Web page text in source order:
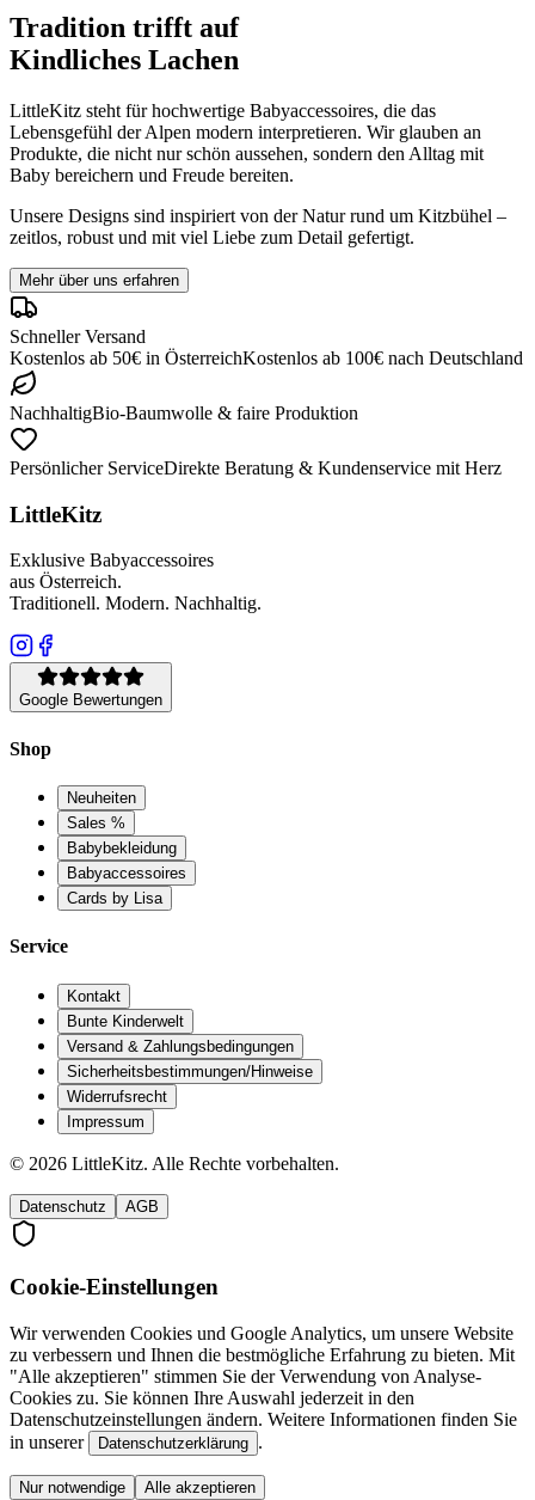
Tradition trifft auf
Kindliches Lachen
LittleKitz steht für hochwertige Babyaccessoires, die das
Lebensgefühl der Alpen modern interpretieren. Wir glauben an
Produkte, die nicht nur schön aussehen, sondern den Alltag mit
Baby bereichern und Freude bereiten.
Unsere Designs sind inspiriert von der Natur rund um Kitzbühel –
zeitlos, robust und mit viel Liebe zum Detail gefertigt.
Mehr über uns erfahren
Schneller Versand
Kostenlos ab 50€ in ÖsterreichKostenlos ab 100€ nach Deutschland
NachhaltigBio-Baumwolle & faire Produktion
Persönlicher ServiceDirekte Beratung & Kundenservice mit Herz
LittleKitz
Exklusive Babyaccessoires
aus Österreich.
Traditionell. Modern. Nachhaltig.
Google Bewertungen
Shop
Neuheiten
Sales %
Babybekleidung
Babyaccessoires
Cards by Lisa
Service
Kontakt
Bunte Kinderwelt
Versand & Zahlungsbedingungen
Sicherheitsbestimmungen/Hinweise
Widerrufsrecht
Impressum
© 2026 LittleKitz. Alle Rechte vorbehalten.
Datenschutz AGB
Cookie-Einstellungen
Wir verwenden Cookies und Google Analytics, um unsere Website
zu verbessern und Ihnen die bestmögliche Erfahrung zu bieten. Mit
"Alle akzeptieren" stimmen Sie der Verwendung von Analyse-
Cookies zu. Sie können Ihre Auswahl jederzeit in den
Datenschutzeinstellungen ändern. Weitere Informationen finden Sie
in unserer
Datenschutzerklärung .
Nur notwendige Alle akzeptieren